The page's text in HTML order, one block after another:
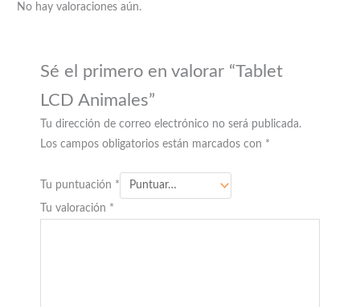
No hay valoraciones aún.
Sé el primero en valorar “Tablet
LCD Animales”
Tu dirección de correo electrónico no será publicada.
Los campos obligatorios están marcados con *
Tu puntuación *
Tu valoración *